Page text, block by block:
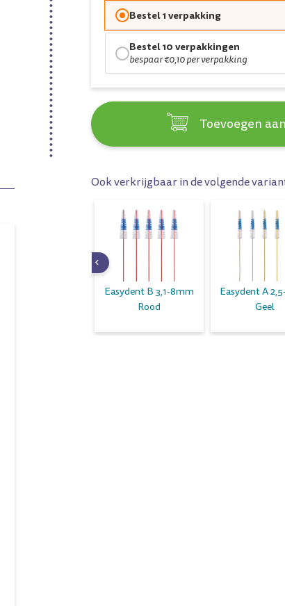
Bestel 1 verpakking
Bestel 10 verpakkingen
bespaar €0,10 per verpakking
Toevoegen
Ook verkrijgbaar in de volgende
Easydent B 3,1-8mm
Rood
Easydent A
Geel